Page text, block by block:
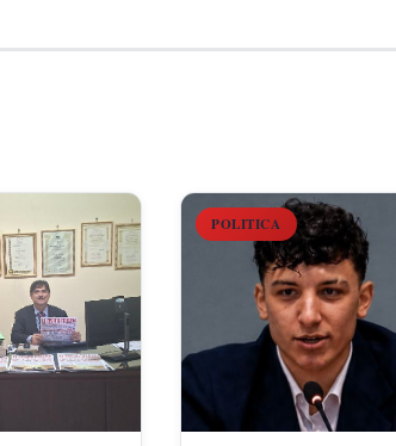
POLITICA